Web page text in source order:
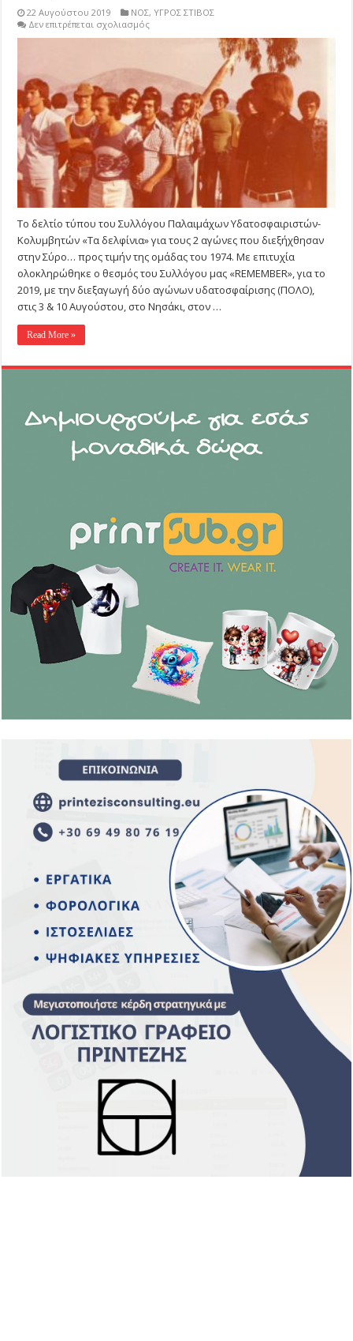
22 Αυγούστου 2019 ΝΟΣ,ΥΓΡΟΣ ΣΤΙΒΟΣ
Δεν επιτρέπεται σχολιασμόςστο
Δελτίο
Παλαιμάχων
Υδατοσφαιριστών-
Κολυμβητών
«Τα
δελφίνια»
Το δελτίο τύπου του Συλλόγου Παλαιμάχων Υδατοσφαιριστών-
Κολυμβητών «Τα δελφίνια» για τους 2 αγώνες που διεξήχθησαν
στην Σύρο… προς τιμήν της ομάδας του 1974. Με επιτυχία
ολοκληρώθηκε ο θεσμός του Συλλόγου μας «REMEMBER», για το
2019, με την διεξαγωγή δύο αγώνων υδατοσφαίρισης (ΠΟΛΟ),
στις 3 & 10 Αυγούστου, στο Νησάκι, στον …
Read More »